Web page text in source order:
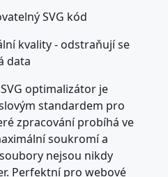
SVG kód
kvality - odstraňují se
data
optimalizátor je
standardem pro
zpracování probíhá ve
soukromí a
nejsou nikdy
Perfektní pro webové